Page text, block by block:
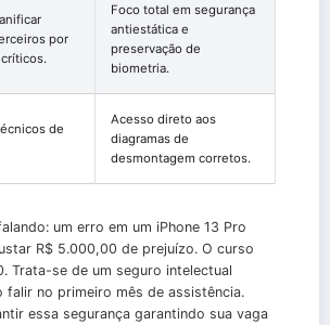
por
Foco total em segurança
antiestática e
preservação de
biometria.
de
Acesso direto aos
diagramas de
desmontagem corretos.
um erro em um iPhone 13 Pro
R$ 5.000,00 de prejuízo. O curso
Trata-se de um seguro intelectual
falir no primeiro mês de assistência.
essa segurança garantindo sua vaga